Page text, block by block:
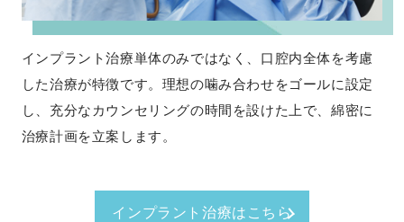
インプラント治療単体のみではなく、口腔内全体を考慮
した治療が特徴です。理想の噛み合わせをゴールに設定
し、充分なカウンセリングの時間を設けた上で、綿密に
治療計画を立案します。
インプラント治療はこちら